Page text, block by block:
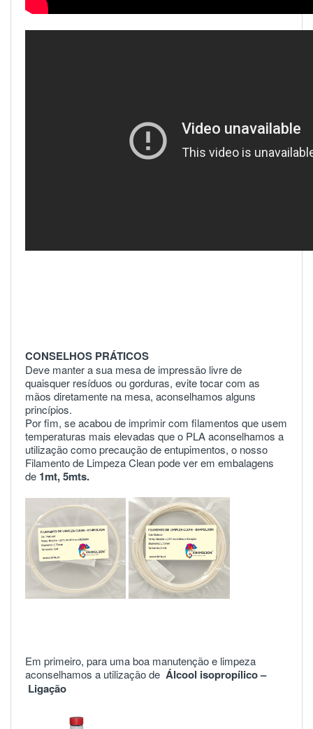
CONSELHOS PRÁTICOS
Deve manter a sua mesa de impressão livre de
quaisquer resíduos ou gorduras, evite tocar com as
mãos diretamente na mesa, aconselhamos alguns
princípios.
Por fim, se acabou de imprimir com filamentos que usem
temperaturas mais elevadas que o PLA aconselhamos a
utilização como precaução de entupimentos, o nosso
Filamento de Limpeza Clean pode ver em embalagens
de 1mt,5mts.
Em primeiro, para uma boa manutenção e limpeza
aconselhamos a utilização de Álcool isopropílico –
Ligação